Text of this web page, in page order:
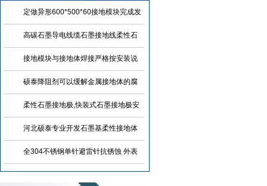
定做异形600*500*60接地模块完成发
高碳石墨导电线缆石墨接地线柔性石
接地模块与接地体焊接严格按安装说
硕泰降阻剂可以缓解金属接地体的腐
柔性石墨接地极,快装式石墨接地极安
河北硕泰专业开发石墨基柔性接地体
全304不锈钢单针避雷针抗锈蚀 外表